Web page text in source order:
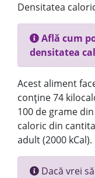
Densitatea
Află cum
densitatea
Acest aliment
conține 74
100 de grame
caloric din
adult (2000 kCal).
Dacă vrei